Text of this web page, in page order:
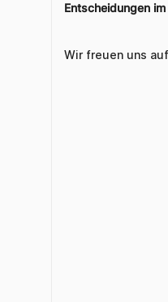
Entscheidungen
Wir freuen uns